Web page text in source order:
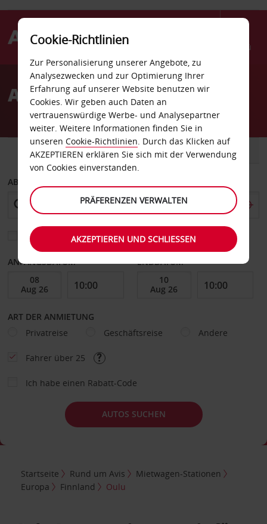
Menü
AvisAutovermietung Oulu
FAHRZEUG TRANSPORTER
ABHOLEN VON
Eine andere Rückgabestation auswählen
ANFANGSDATUM ENDDATUM
ART DER ANMIETUNG
Privatreise
Geschäftsreise Andere
Fahrer über 25
Ich habe einen Rabatt-Code
AUTOS SUCHEN
Startseite Rund um Avis
Mietwagen-Stationen
Europa
Finnland Oulu
Cookie-Richtlinien
Zur Personalisierung unserer Angebote, zu
Analysezwecken und zur Optimierung Ihrer
Erfahrung auf unserer Website benutzen wir
Cookies. Wir geben auch Daten an
vertrauenswürdige Werbe- und Analysepartner
weiter. Weitere Informationen finden Sie in
unseren Cookie-Richtlinien. Durch das Klicken auf
AKZEPTIEREN erklären Sie sich mit der Verwendung
von Cookies einverstanden.
PRÄFERENZEN VERWALTEN
AKZEPTIEREN UND SCHLIESSEN